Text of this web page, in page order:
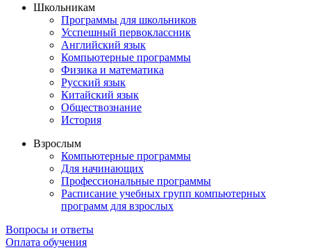
Школьникам
Программы для школьников
Усспешный первоклассник
Английский язык
Компьютерные программы
Физика и математика
Русский язык
Китайский язык
Обществознание
История
Взрослым
Компьютерные программы
Для начинающих
Профессиональные программы
Расписание учебных групп компьютерных
программ для взрослых
Вопросы и ответы
Оплата обучения